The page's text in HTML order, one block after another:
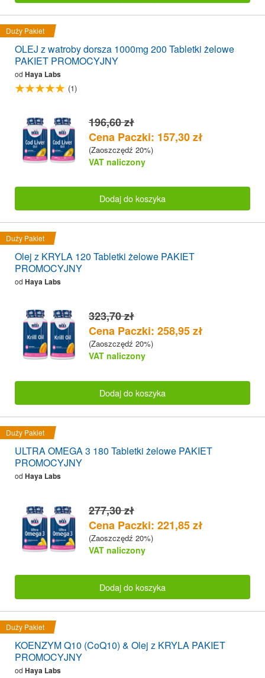
Duży Pakiet
OLEJ z watroby dorsza 1000mg 200 Tabletki żelowe
PAKIET PROMOCYJNY
od Haya Labs
(1)
196,60 zł
Cena Paczki: 157,30 zł
(Zaoszczędź 20%)
VAT naliczony
Dodaj do koszyka
Duży Pakiet
Olej z KRYLA 120 Tabletki żelowe PAKIET
PROMOCYJNY
od Haya Labs
323,70 zł
Cena Paczki: 258,95 zł
(Zaoszczędź 20%)
VAT naliczony
Dodaj do koszyka
Duży Pakiet
ULTRA OMEGA 3 180 Tabletki żelowe PAKIET
PROMOCYJNY
od Haya Labs
277,30 zł
Cena Paczki: 221,85 zł
(Zaoszczędź 20%)
VAT naliczony
Dodaj do koszyka
Duży Pakiet
KOENZYM Q10 (CoQ10) & Olej z KRYLA PAKIET
PROMOCYJNY
od Haya Labs